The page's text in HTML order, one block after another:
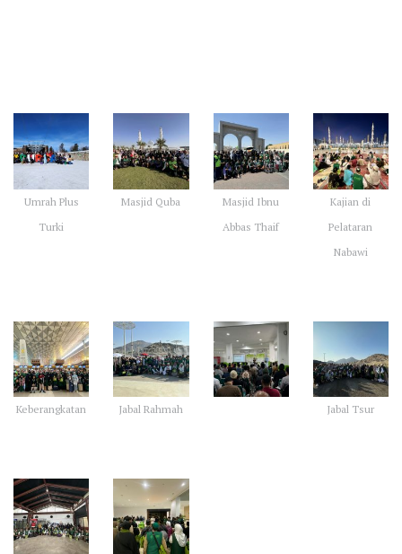
Umrah Plus
Turki
Masjid Quba
Masjid Ibnu
Abbas Thaif
Kajian di
Pelataran
Nabawi
Keberangkatan Jabal Rahmah Jabal Tsur